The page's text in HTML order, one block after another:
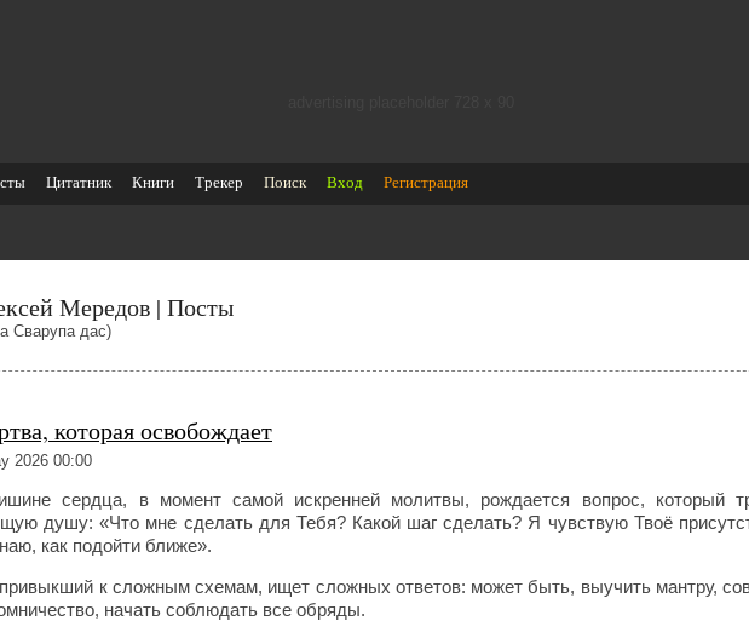
Цитатник Книги Трекер Поиск Вход Регистрация
Мередов | Посты
Сварупа дас)
которая освобождает
2026 00:00
сердца, в момент самой искренней молитвы, рождается вопрос, который
душу: «Что мне сделать для Тебя? Какой шаг сделать? Я чувствую Твоё
как подойти ближе».
к сложным схемам, ищет сложных ответов: может быть, выучить мантру,
начать соблюдать все обряды.